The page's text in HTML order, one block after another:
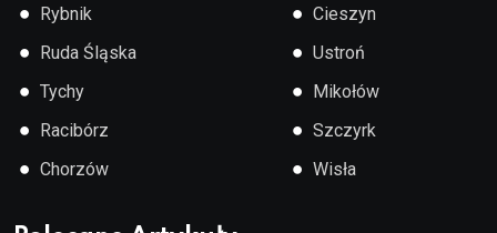
● Rybnik
● Ruda Śląska
● Tychy
● Racibórz
● Chorzów
● Cieszyn
● Ustroń
● Mikołów
● Szczyrk
● Wisła